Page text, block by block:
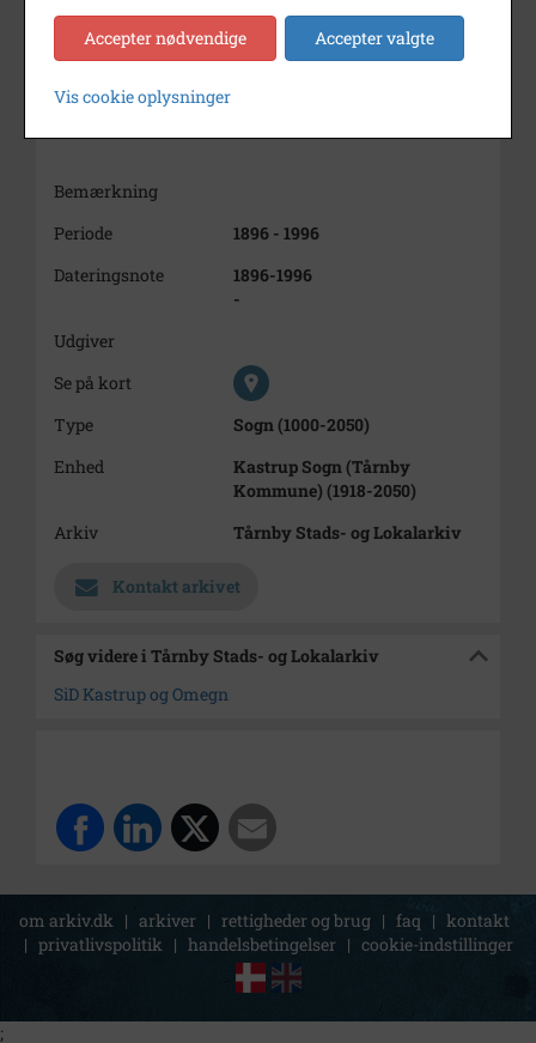
Bemærkning
Periode
1896 - 1996
Dateringsnote
1896-1996
-
Udgiver
Se på kort
Type
Sogn (1000-2050)
Enhed
Kastrup Sogn (Tårnby
Kommune) (1918-2050)
Arkiv
Tårnby Stads- og Lokalarkiv
Kontakt arkivet
Søg videre i Tårnby Stads- og Lokalarkiv
SiD Kastrup og Omegn
om arkiv.dk | arkiver | rettigheder og brug | faq | kontakt
| privatlivspolitik | handelsbetingelser | cookie-indstillinger
Accepter nødvendige Accepter valgte
Vis cookie oplysninger
;